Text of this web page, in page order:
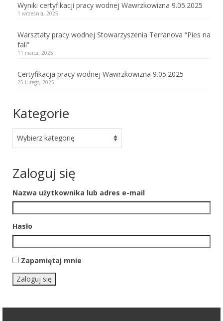
Wyniki certyfikacji pracy wodnej Wawrzkowizna 9.05.2025
1 września, 2025
Warsztaty pracy wodnej Stowarzyszenia Terranova “Pies na
fali”
11 marca, 2025
Certyfikacja pracy wodnej Wawrzkowizna 9.05.2025
25 lutego, 2025
Kategorie
Zaloguj się
Nazwa użytkownika lub adres e-mail
Hasło
Zapamiętaj mnie
Zaloguj się